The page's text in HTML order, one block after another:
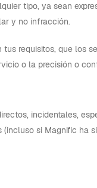
tipo, ya sean
y no infracción.
requisitos, que los
o la precisión o
incidentales,
si Magnific ha